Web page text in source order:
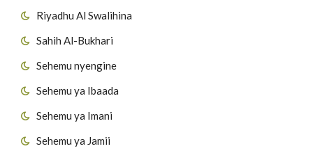
Riyadhu Al Swalihina
Sahih Al-Bukhari
Sehemu nyengine
Sehemu ya Ibaada
Sehemu ya Imani
Sehemu ya Jamii